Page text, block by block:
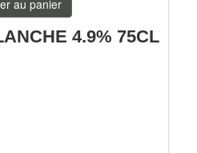
au panier
4.9% 75CL